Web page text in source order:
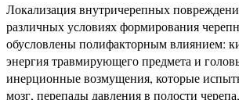
Локализация внутричерепных
различных условиях формирования
обусловлены полифакторным влиянием:
энергия травмирующего предмета и
инерционные возмущения, которые
мозг, перепады давления в полости